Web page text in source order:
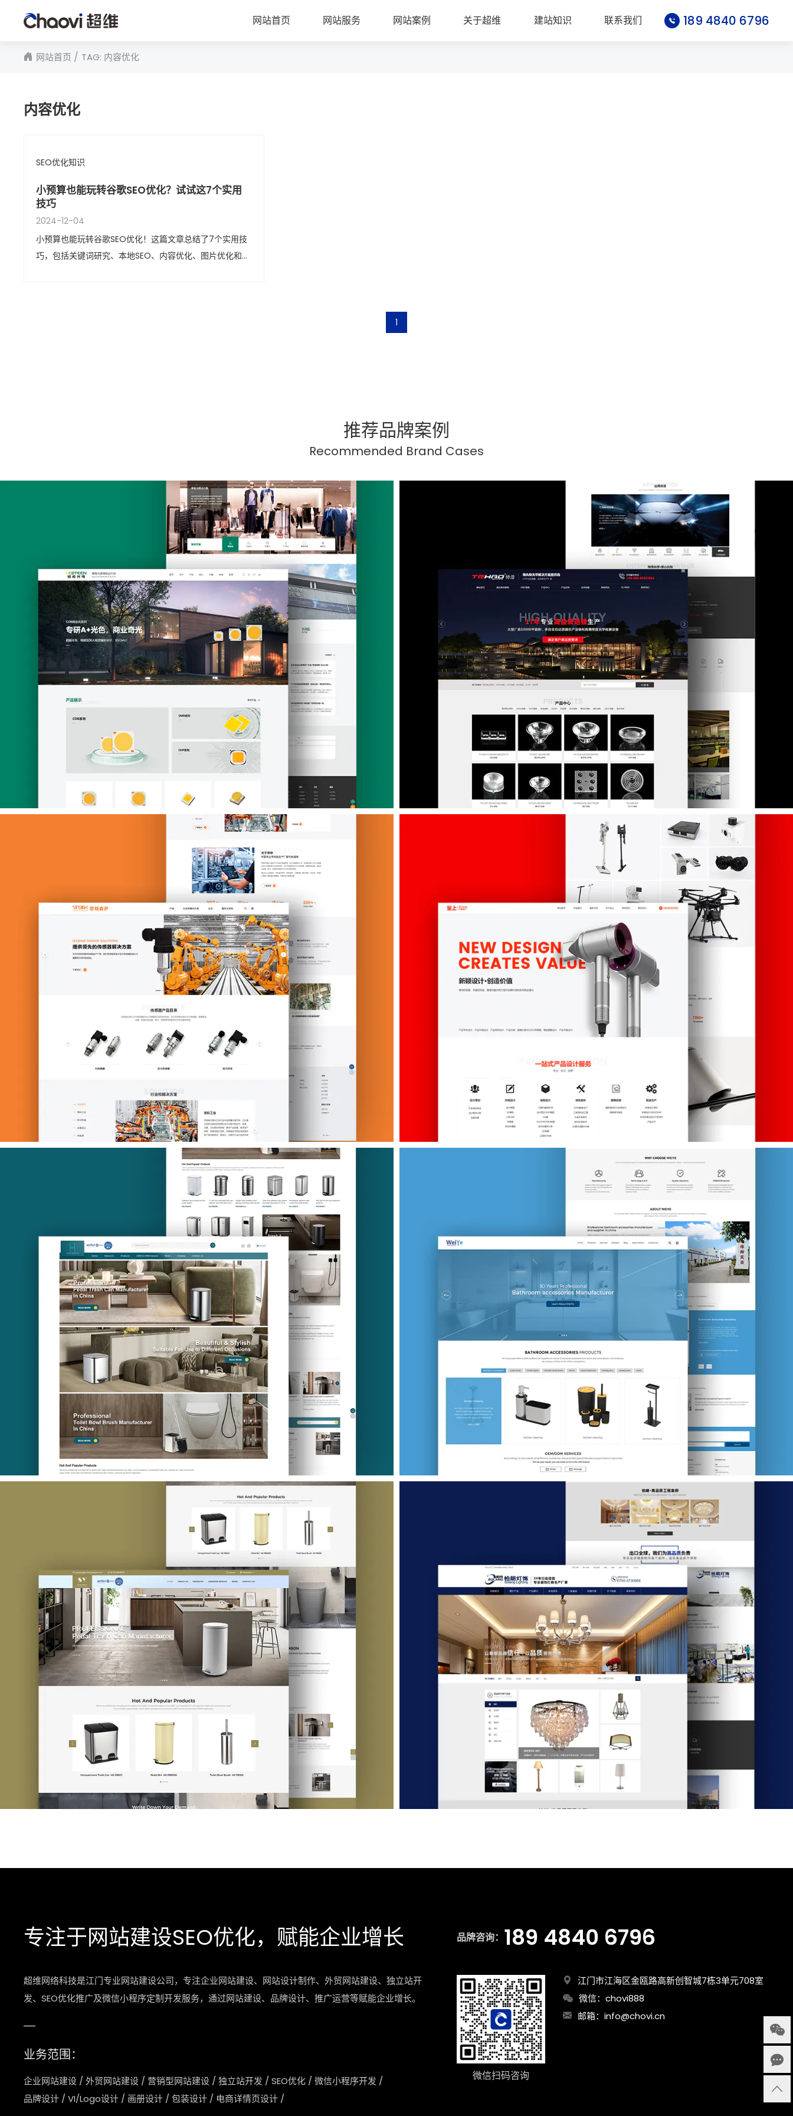
网站首页 网站服务 网站案例 关于超维 建站知识 联系我们 189 4840 6796
网站首页 TAG: 内容优化
内容优化
SEO优化知识
小预算也能玩转谷歌SEO优化？试试这7个实用
技巧
2024-12-04
小预算也能玩转谷歌SEO优化！这篇文章总结了7个实用技
巧，包括关键词研究、本地SEO、内容优化、图片优化和外
1
推荐品牌案例
Recommended Brand Cases
专注于网站建设SEO优化，赋能企业增长
超维网络科技是江门专业网站建设公司，专注企业网站建设、网站设计制作、外贸网站建设、独立站开
发、SEO优化推广及微信小程序定制开发服务，通过网站建设、品牌设计、推广运营等赋能企业增长。
业务范围：
企业网站建设 /外贸网站建设 / 营销型网站建设 /独立站开发 /SEO优化 /微信小程序开发 /
品牌设计 /VI/Logo设计 / 画册设计 /包装设计 / 电商详情页设计 /
品牌咨询： 189 4840 6796
微信扫码咨询
江门市江海区金瓯路高新创智城7栋3单元708室
微信：chovi888
邮箱： info@chovi.cn